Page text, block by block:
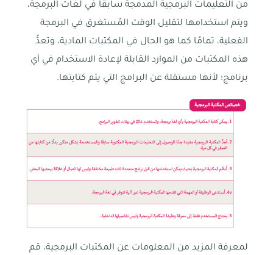
من التعليمات البرمجية المدمجة سابقًا في لغات البرمجة،
ويتم استخدامها لتقليل الوقت المُستغرق في البرمجة
الفعلية، تمامًا كما هو الحال في المكتبات المادية، وتعدُّ
هذه المكتبات من الموارد القابلة لإعادة الاستخدام في أي
برنامج؛ لأنها مستقلة عن البرامج التي يتم كتابتها.
لمعرفة المزيد من المعلومات عن المكتبات البرمجية، قم